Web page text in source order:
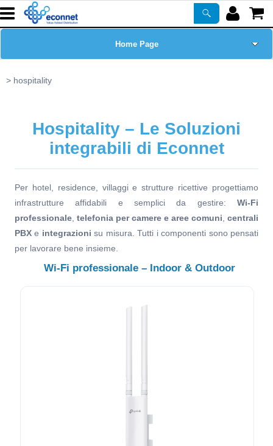
Home Page
ASSISTENZA
Certificazioni
Newsletter
PROMO ATTIVE
hospitality
Hospitality – Le Soluzioni
integrabili di Econnet
Per hotel, residence, villaggi e strutture ricettive progettiamo
infrastrutture affidabili e semplici da gestire: Wi-Fi
professionale telefonia per camere e aree comuni centrali
PBX e integrazioni su misura. Tutti i componenti sono pensati
per lavorare bene insieme.
Wi-Fi professionale – Indoor & Outdoor